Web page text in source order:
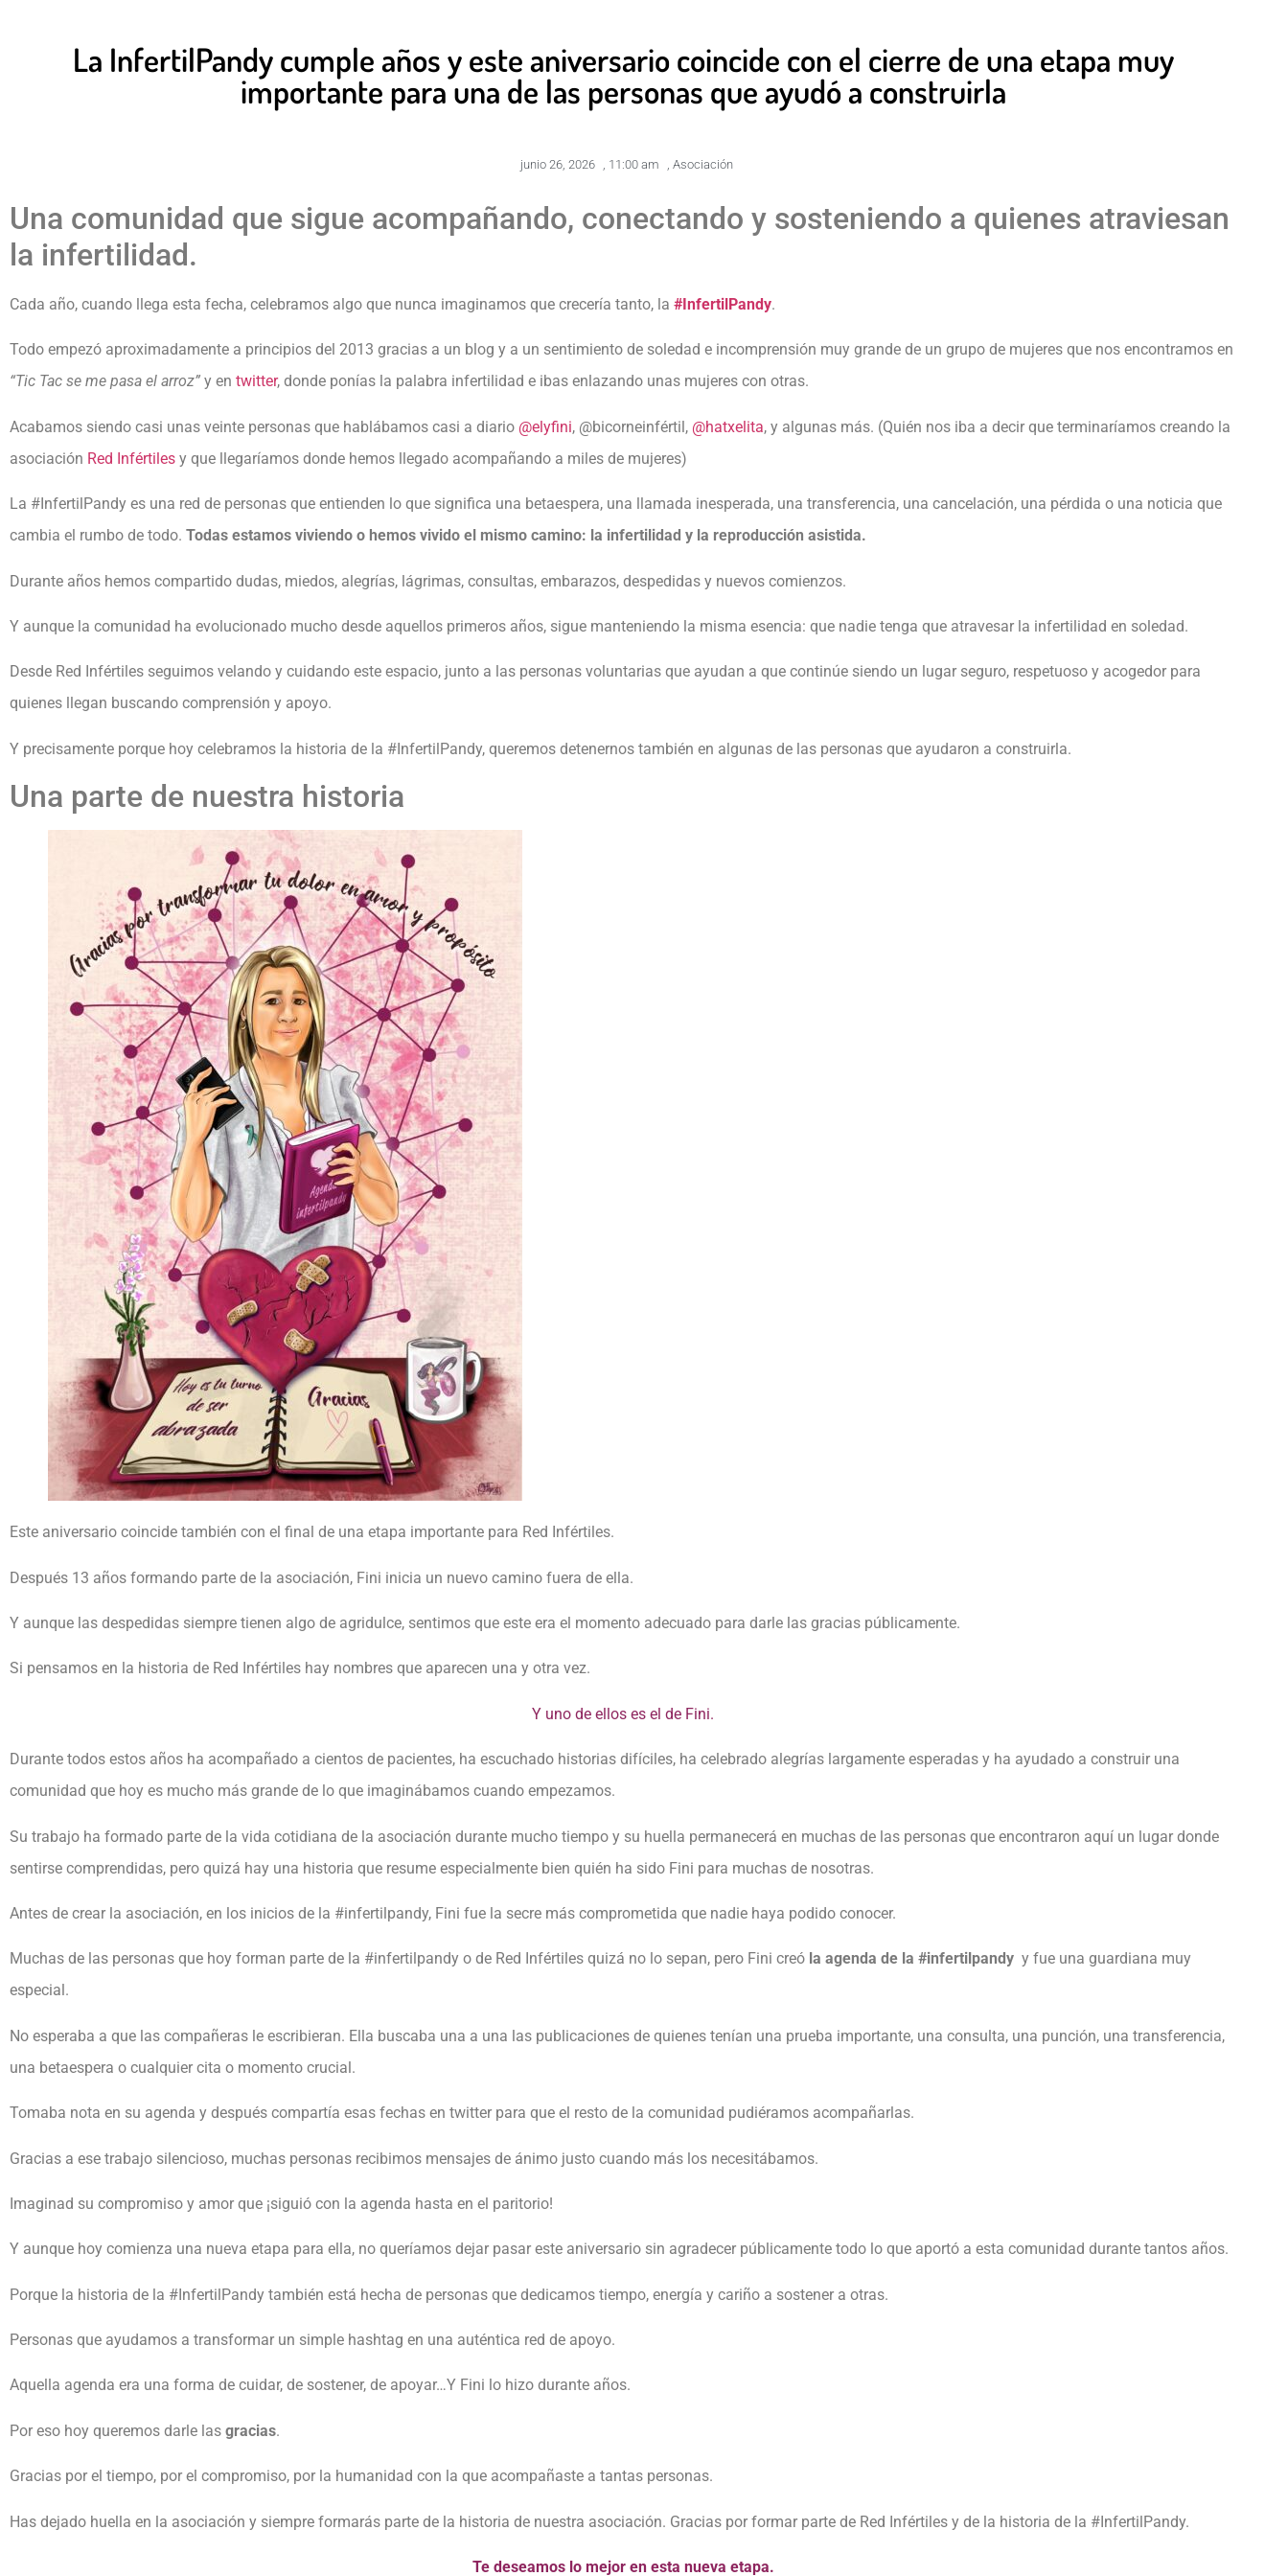
La InfertilPandy cumple años y este aniversario coincide con el cierre de una etapa muy
importante para una de las personas que ayudó a construirla
junio 26, 2026 , 11:00 am , Asociación
Una comunidad que sigue acompañando, conectando y sosteniendo a quienes atraviesan
la infertilidad.
Cada año, cuando llega esta fecha, celebramos algo que nunca imaginamos que crecería tanto, la #InfertilPandy.
Todo empezó aproximadamente a principios del 2013 gracias a un blog y a un sentimiento de soledad e incomprensión muy grande de un grupo de mujeres que nos encontramos en
“Tic Tac se me pasa el arroz” y en twitter, donde ponías la palabra infertilidad e ibas enlazando unas mujeres con otras.
Acabamos siendo casi unas veinte personas que hablábamos casi a diario @elyfini, @bicorneinfértil, @hatxelita, y algunas más. (Quién nos iba a decir que terminaríamos creando la
asociación Red Infértiles y que llegaríamos donde hemos llegado acompañando a miles de mujeres)
La #InfertilPandy es una red de personas que entienden lo que significa una betaespera, una llamada inesperada, una transferencia, una cancelación, una pérdida o una noticia que
cambia el rumbo de todo. Todas estamos viviendo o hemos vivido el mismo camino: la infertilidad y la reproducción asistida.
Durante años hemos compartido dudas, miedos, alegrías, lágrimas, consultas, embarazos, despedidas y nuevos comienzos.
Y aunque la comunidad ha evolucionado mucho desde aquellos primeros años, sigue manteniendo la misma esencia: que nadie tenga que atravesar la infertilidad en soledad.
Desde Red Infértiles seguimos velando y cuidando este espacio, junto a las personas voluntarias que ayudan a que continúe siendo un lugar seguro, respetuoso y acogedor para
quienes llegan buscando comprensión y apoyo.
Y precisamente porque hoy celebramos la historia de la #InfertilPandy, queremos detenernos también en algunas de las personas que ayudaron a construirla.
Una parte de nuestra historia
Este aniversario coincide también con el final de una etapa importante para Red Infértiles.
Después 13 años formando parte de la asociación, Fini inicia un nuevo camino fuera de ella.
Y aunque las despedidas siempre tienen algo de agridulce, sentimos que este era el momento adecuado para darle las gracias públicamente.
Si pensamos en la historia de Red Infértiles hay nombres que aparecen una y otra vez.
Y uno de ellos es el de Fini.
Durante todos estos años ha acompañado a cientos de pacientes, ha escuchado historias difíciles, ha celebrado alegrías largamente esperadas y ha ayudado a construir una
comunidad que hoy es mucho más grande de lo que imaginábamos cuando empezamos.
Su trabajo ha formado parte de la vida cotidiana de la asociación durante mucho tiempo y su huella permanecerá en muchas de las personas que encontraron aquí un lugar donde
sentirse comprendidas, pero quizá hay una historia que resume especialmente bien quién ha sido Fini para muchas de nosotras.
Antes de crear la asociación, en los inicios de la #infertilpandy, Fini fue la secre más comprometida que nadie haya podido conocer.
Muchas de las personas que hoy forman parte de la #infertilpandy o de Red Infértiles quizá no lo sepan, pero Fini creó la agenda de la #infertilpandy y fue una guardiana muy
especial.
No esperaba a que las compañeras le escribieran. Ella buscaba una a una las publicaciones de quienes tenían una prueba importante, una consulta, una punción, una transferencia,
una betaespera o cualquier cita o momento crucial.
Tomaba nota en su agenda y después compartía esas fechas en twitter para que el resto de la comunidad pudiéramos acompañarlas.
Gracias a ese trabajo silencioso, muchas personas recibimos mensajes de ánimo justo cuando más los necesitábamos.
Imaginad su compromiso y amor que ¡siguió con la agenda hasta en el paritorio!
Y aunque hoy comienza una nueva etapa para ella, no queríamos dejar pasar este aniversario sin agradecer públicamente todo lo que aportó a esta comunidad durante tantos años.
Porque la historia de la #InfertilPandy también está hecha de personas que dedicamos tiempo, energía y cariño a sostener a otras.
Personas que ayudamos a transformar un simple hashtag en una auténtica red de apoyo.
Aquella agenda era una forma de cuidar, de sostener, de apoyar…Y Fini lo hizo durante años.
Por eso hoy queremos darle las gracias.
Gracias por el tiempo, por el compromiso, por la humanidad con la que acompañaste a tantas personas.
Has dejado huella en la asociación y siempre formarás parte de la historia de nuestra asociación. Gracias por formar parte de Red Infértiles y de la historia de la #InfertilPandy.
Te deseamos lo mejor en esta nueva etapa.